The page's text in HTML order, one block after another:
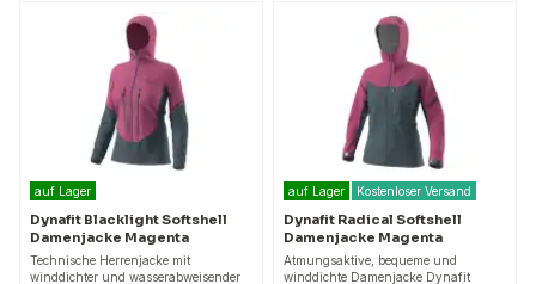
auf Lager
Dynafit Blacklight Softshell
Damenjacke Magenta
Technische Herrenjacke mit
winddichter und wasserabweisender
auf Lager Kostenloser Versand
Dynafit Radical Softshell
Damenjacke Magenta
Atmungsaktive, bequeme und
winddichte Damenjacke Dynafit